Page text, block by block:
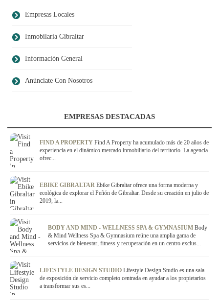
Empresas Locales
Inmobilaria Gibraltar
Información General
Anúnciate Con Nosotros
EMPRESAS DESTACADAS
FIND A PROPERTY Find A Property ha acumulado más de 20 años de
experiencia en el dinámico mercado inmobiliario del territorio. La agencia
ofrec...
EBIKE GIBRALTAR Ebike Gibraltar ofrece una forma moderna y
ecológica de explorar el Peñón de Gibraltar. Desde su creación en julio de
2019, la...
BODY AND MIND - WELLNESS SPA & GYMNASIUM Body
& Mind Wellness Spa & Gymnasium reúne una amplia gama de
servicios de bienestar, fitness y recuperación en un centro exclus...
LIFESTYLE DESIGN STUDIO Lifestyle Design Studio es una sala
de exposición de servicio completo centrada en ayudar a los propietarios
a transformar sus es...